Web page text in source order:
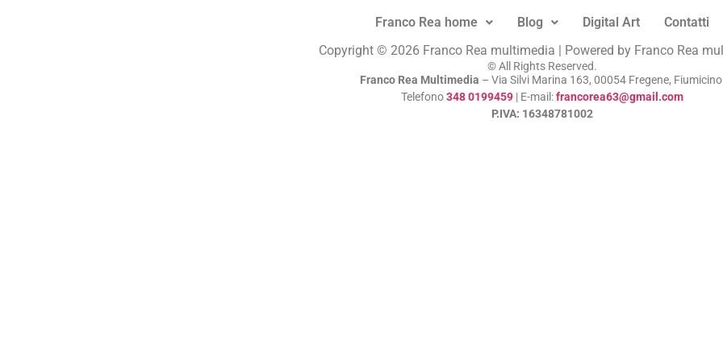
Franco Rea home Blog Digital Art
Contatti
Copyright © 2026 Franco Rea multimedia | Powered by Franco Rea
© All Rights Reserved.
Franco Rea Multimedia – Via Silvi Marina 163, 00054 Fregene, Fiumicino
Telefono348 0199459 | E-mail:francorea63@gmail.com
P.IVA: 16348781002